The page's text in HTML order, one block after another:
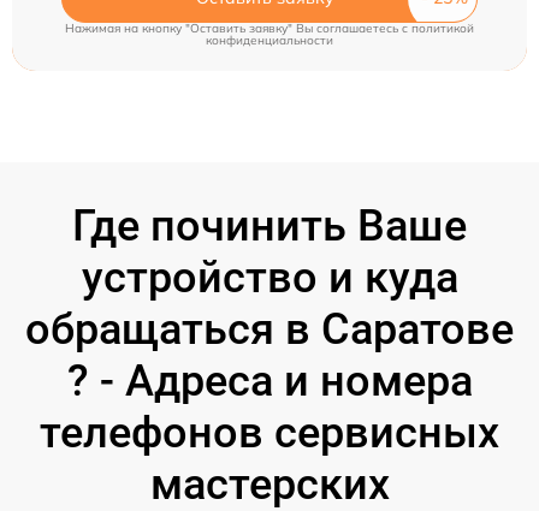
Нажимая на кнопку "Оставить заявку" Вы соглашаетесь cполитикой
конфиденциальности
Где починить Ваше
устройство и куда
обращаться в Саратове
? - Адреса и номера
телефонов сервисных
мастерских